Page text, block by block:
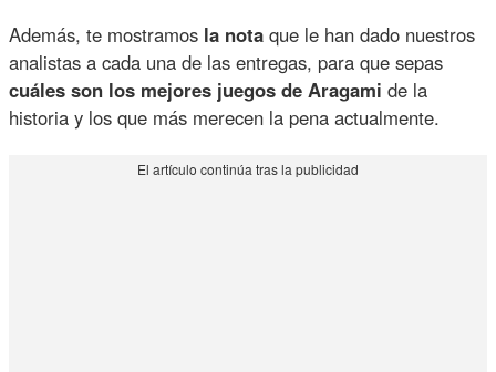
Además, te mostramos la nota que le han dado nuestros
analistas a cada una de las entregas, para que sepas
cuáles son los mejores juegos de Aragami de la
historia y los que más merecen la pena actualmente.